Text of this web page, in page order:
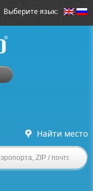
Выберите язык:
Найти место